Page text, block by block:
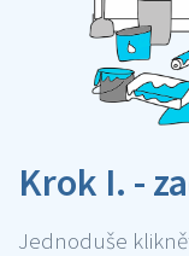
Krok I. -
Jednoduše